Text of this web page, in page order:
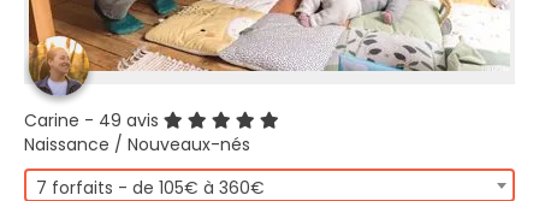
Carine - 49 avis
Naissance / Nouveaux-nés
7 forfaits - de 105€ à 360€